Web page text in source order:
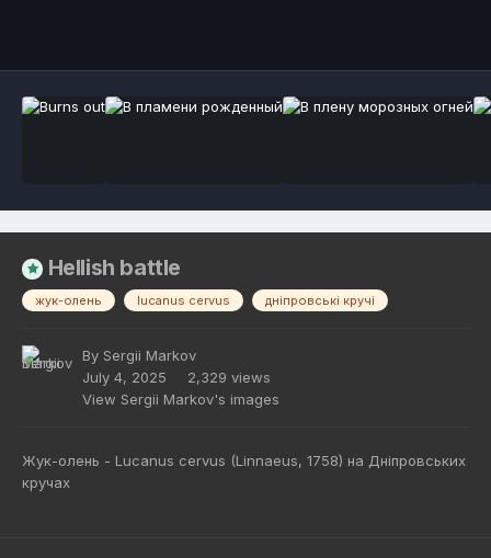
Hellish battle
жук-олень lucanus cervus дніпровські кручі
By Sergii Markov
July 4, 2025
2,329 views
View Sergii Markov's images
Жук-олень - Lucanus cervus (Linnaeus, 1758) на Дніпровських
кручах